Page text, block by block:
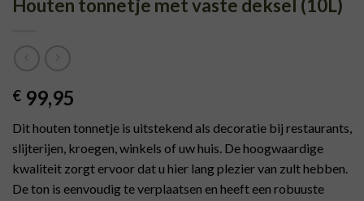
Houten tonnetje met vaste deksel (10L)
€ 99,95
Dit houten tonnetje is uitstekend als decoratie bij restaurants,
slijterijen, kroegen, winkels of uw huis. De hoogwaardige
kwaliteit zorgt ervoor dat u hier lang plezier van zult hebben.
De ton is eenvoudig te verplaatsen en heeft een robuuste